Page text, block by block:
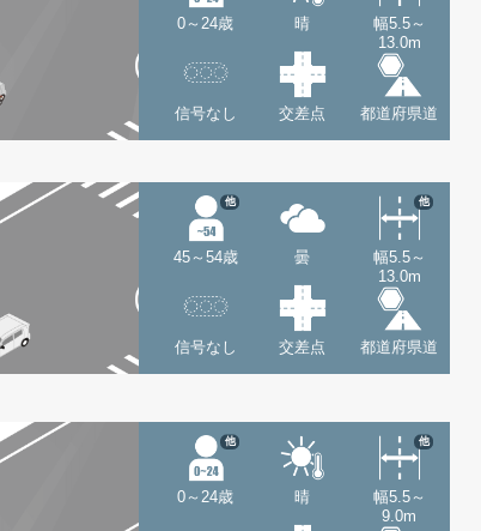
0～24歳 晴
幅5.5～
13.0m
信号なし 交差点 都道府県道
45～54歳
他
曇
幅5.5～
13.0m
他
信号なし 交差点 都道府県道
0～24歳
他
晴
幅5.5～
9.0m
他